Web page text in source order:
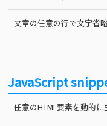
文章の任意の行で文字省
JavaScript
任意のHTML要素を動的に